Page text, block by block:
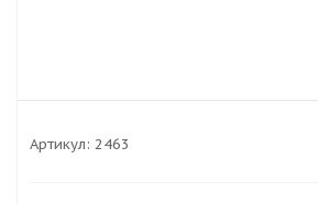
Артикул: 2463